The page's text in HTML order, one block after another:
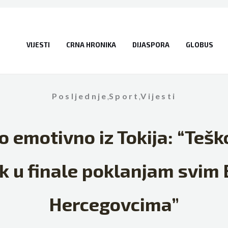
VIJESTI CRNA HRONIKA DIJASPORA GLOBUS
Posljednje,Sport,Vijesti
emotivno iz Tokija:
u finale poklanjam svim
Hercegovcima”